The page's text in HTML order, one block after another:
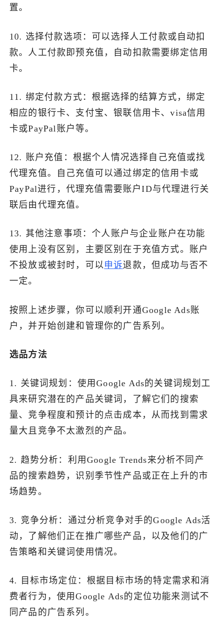
置。
10. 选择付款选项：可以选择人工付款或自动扣
款。人工付款即预充值，自动扣款需要绑定信用
卡。
11. 绑定付款方式：根据选择的结算方式，绑定
相应的银行卡、支付宝、银联信用卡、visa信用
卡或PayPal账户等。
12. 账户充值：根据个人情况选择自己充值或找
代理充值。自己充值可以通过绑定的信用卡或
PayPal进行，代理充值需要账户ID与代理进行关
联后由代理充值。
13. 其他注意事项：个人账户与企业账户在功能
使用上没有区别，主要区别在于充值方式。账户
不投放或被封时，可以 申诉退款，但成功与否不
一定。
按照上述步骤，你可以顺利开通Google Ads账
户，并开始创建和管理你的广告系列。
选品方法
1. 关键词规划：使用Google Ads的关键词规划工
具来研究潜在的产品关键词，了解它们的搜索
量、竞争程度和预计的点击成本，从而找到需求
量大且竞争不太激烈的产品。
2. 趋势分析：利用Google Trends来分析不同产
品的搜索趋势，识别季节性产品或正在上升的市
场趋势。
3. 竞争分析：通过分析竞争对手的Google Ads活
动，了解他们正在推广哪些产品，以及他们的广
告策略和关键词使用情况。
4. 目标市场定位：根据目标市场的特定需求和消
费者行为，使用Google Ads的定位功能来测试不
同产品的广告系列。